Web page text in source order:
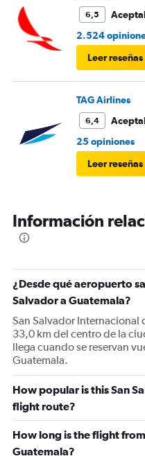
6,5
2.524
Leer reseñas
TAG Airlines
6,4
25 opiniones
Leer reseñas
Información
¿Desde qué aeropuerto
Salvador a Guatemala?
San Salvador Internacional
33,0 km del centro de la
llega cuando se reservan
Guatemala.
How popular is this San
flight route?
How long is the flight
Guatemala?